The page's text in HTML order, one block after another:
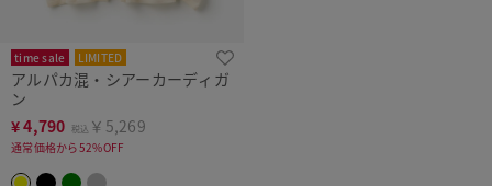
time sale LIMITED
アルパカ混・シアーカーディガ
ン
¥4,790 税込 ￥5,269
通常価格から52%OFF